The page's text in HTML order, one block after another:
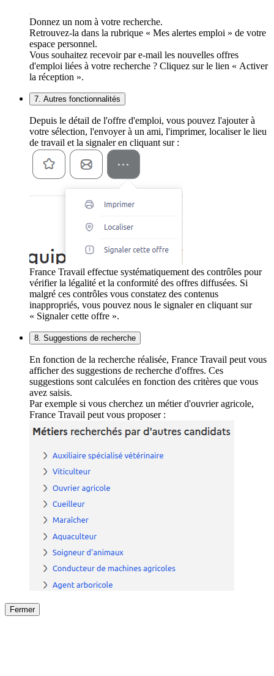
Donnez un nom à votre recherche.
Retrouvez-la dans la rubrique « Mes alertes emploi » de votre
espace personnel.
Vous souhaitez recevoir par e-mail les nouvelles offres
d'emploi liées à votre recherche ? Cliquez sur le lien « Activer
la réception ».
7. Autres fonctionnalités
Depuis le détail de l'offre d'emploi, vous pouvez l'ajouter à
votre sélection, l'envoyer à un ami, l'imprimer, localiser le lieu
de travail et la signaler en cliquant sur :
France Travail effectue systématiquement des contrôles pour
vérifier la légalité et la conformité des offres diffusées. Si
malgré ces contrôles vous constatez des contenus
inappropriés, vous pouvez nous le signaler en cliquant sur
« Signaler cette offre ».
8. Suggestions de recherche
En fonction de la recherche réalisée, France Travail peut vous
afficher des suggestions de recherche d'offres. Ces
suggestions sont calculées en fonction des critères que vous
avez saisis.
Par exemple si vous cherchez un métier d'ouvrier agricole,
France Travail peut vous proposer :
Fermer